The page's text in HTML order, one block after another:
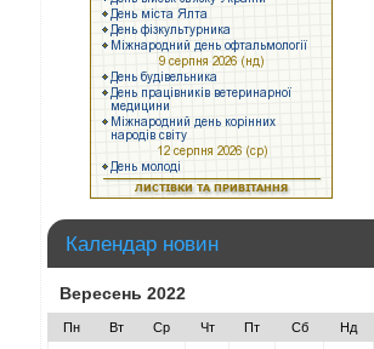
Календар новин
Вересень 2022
Пн Вт Ср Чт Пт Сб Нд